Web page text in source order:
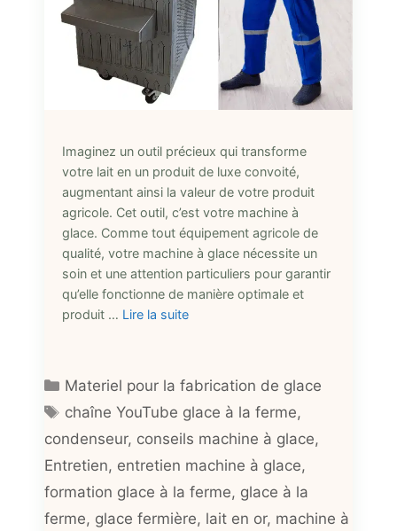
Imaginez un outil précieux qui transforme
votre lait en un produit de luxe convoité,
augmentant ainsi la valeur de votre produit
agricole. Cet outil, c’est votre machine à
glace. Comme tout équipement agricole de
qualité, votre machine à glace nécessite un
soin et une attention particuliers pour garantir
qu’elle fonctionne de manière optimale et
produit … Lire la suite
Catégories
Materiel pour la fabrication de glace
Étiquettes
chaîne YouTube glace à la ferme,
condenseur, conseils machine à glace,
Entretien, entretien machine à glace,
formation glace à la ferme, glace à la
ferme, glace fermière, lait en or, machine à